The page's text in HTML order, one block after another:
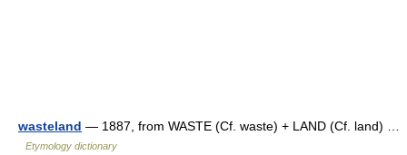
wasteland — 1887, from WASTE (Cf. waste) + LAND (Cf. land) …
Etymology dictionary